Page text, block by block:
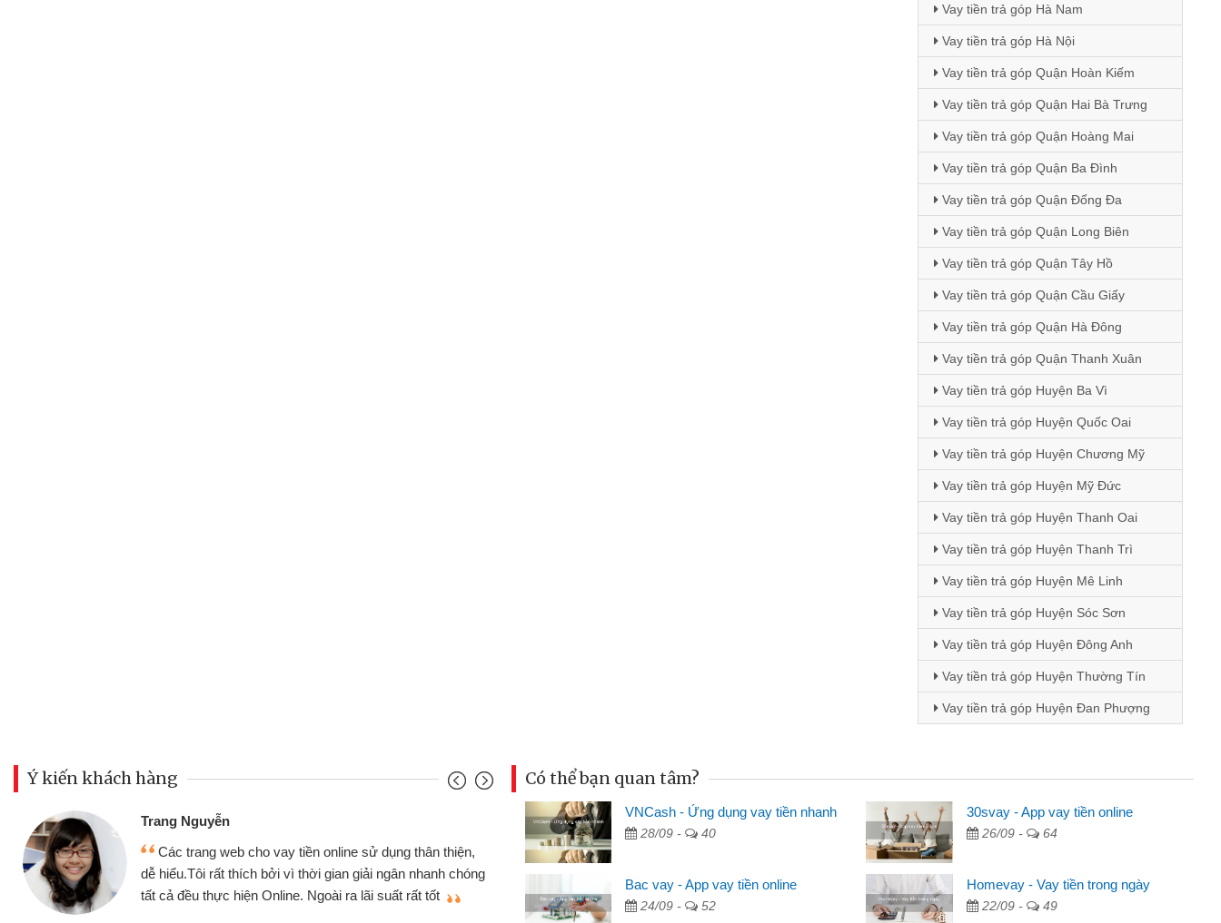
Vay tiền trả góp Hà Nam
Vay tiền trả góp Hà Nội
Vay tiền trả góp Quận Hoàn Kiếm
Vay tiền trả góp Quận Hai Bà Trưng
Vay tiền trả góp Quận Hoàng Mai
Vay tiền trả góp Quận Ba Đình
Vay tiền trả góp Quận Đống Đa
Vay tiền trả góp Quận Long Biên
Vay tiền trả góp Quận Tây Hồ
Vay tiền trả góp Quận Cầu Giấy
Vay tiền trả góp Quận Hà Đông
Vay tiền trả góp Quận Thanh Xuân
Vay tiền trả góp Huyện Ba Vì
Vay tiền trả góp Huyện Quốc Oai
Vay tiền trả góp Huyện Chương Mỹ
Vay tiền trả góp Huyện Mỹ Đức
Vay tiền trả góp Huyện Thanh Oai
Vay tiền trả góp Huyện Thanh Trì
Vay tiền trả góp Huyện Mê Linh
Vay tiền trả góp Huyện Sóc Sơn
Vay tiền trả góp Huyện Đông Anh
Vay tiền trả góp Huyện Thường Tín
Vay tiền trả góp Huyện Đan Phượng
Ý kiến khách hàng
Trang Nguyễn
Các trang web cho vay tiền online sử dụng thân thiện,
dễ hiểu.Tôi rất thích bởi vì thời gian giải ngân nhanh chóng
tất cả đều thực hiện Online. Ngoài ra lãi suất rất tốt
Đoàn Hữu Cảnh
Mình cần tiền gấp nên định cầm cố chiếc xe wave
nhưng thật may đã có gói vay tiền bằng CMND online
không cần gặp mặt nên rất tiện lợi, sẽ giới thiệu cho bạn
bè biết
Mai Lan - Sinh
thấy thủ tục
Có thể bạn quan tâm?
VNCash - Ứng dụng vay tiền nhanh
28/09 - 40
30svay - App vay tiền online
26/09 - 64
Bac vay - App vay tiền online
24/09 - 52
Homevay - Vay tiền trong ngày
22/09 - 49